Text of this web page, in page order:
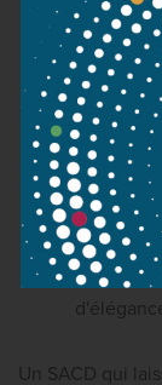
hongroise,
symphonique
Bartok
pourra enfin
au rayon des
récente de
l'autre grande
pour
elle s'en trouve
bariolée de
Un SACD qui